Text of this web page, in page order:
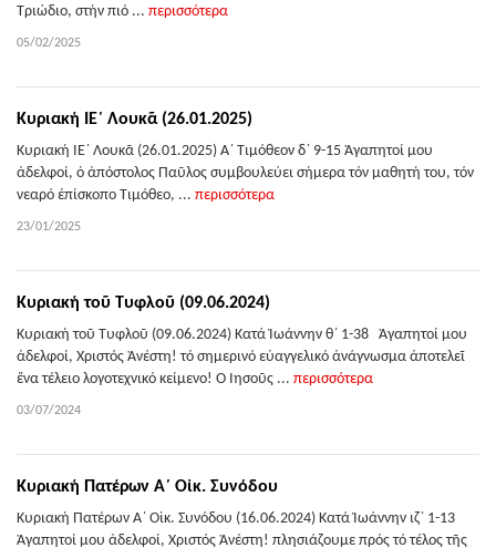
Τριώδιο, στήν πιό ... περισσότερα
05/02/2025
Κυριακή ΙΕ΄ Λουκᾶ (26.01.2025)
Κυριακή ΙΕ΄ Λουκᾶ (26.01.2025) Α΄ Τιμόθεον δ΄ 9-15 Ἀγαπητοί μου
ἀδελφοί, ὁ ἀπόστολος Παῦλος συμβουλεύει σήμερα τόν μαθητή του, τόν
νεαρό ἐπίσκοπο Τιμόθεο, ... περισσότερα
23/01/2025
Κυριακή τοῦ Τυφλοῦ (09.06.2024)
Κυριακή τοῦ Τυφλοῦ (09.06.2024) Κατά Ἰωάννην θ΄ 1-38 Ἀγαπητοί μου
ἀδελφοί, Χριστός Ἀνέστη! τό σημερινό εὐαγγελικό ἀνάγνωσμα ἀποτελεῖ
ἕνα τέλειο λογοτεχνικό κείμενο! Ὁ Ἰησοῦς ... περισσότερα
03/07/2024
Κυριακή Πατέρων Α΄ Οἰκ. Συνόδου
Κυριακή Πατέρων Α΄ Οἰκ. Συνόδου (16.06.2024) Κατά Ἰωάννην ιζ΄ 1-13
Ἀγαπητοί μου ἀδελφοί, Χριστός Ἀνέστη! πλησιάζουμε πρός τό τέλος τῆς